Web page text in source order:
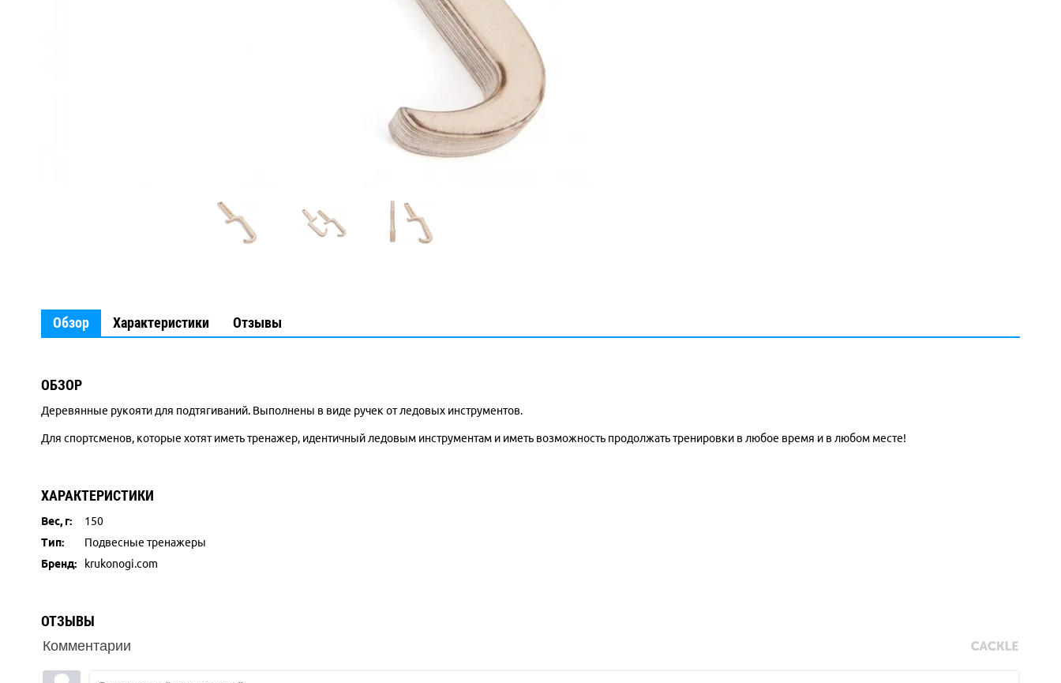
Обзор Характеристики Отзывы
ОБЗОР
Деревянные рукояти для подтягиваний. Выполнены в виде ручек от ледовых инструментов.
Для спортсменов, которые хотят иметь тренажер, идентичный ледовым инструментам и иметь возможность продолжать тренировки в любое время и в любом месте!
ХАРАКТЕРИСТИКИ
Вес, г:
150
Тип:
Подвесные тренажеры
Бренд:
krukonogi.com
ОТЗЫВЫ
Комментарии